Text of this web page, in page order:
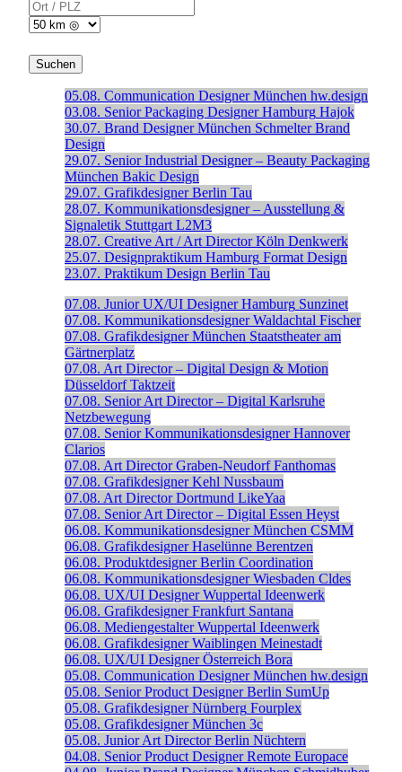
05.08. Communication Designer München hw.design
03.08. Senior Packaging Designer Hamburg Hajok
30.07. Brand Designer München Schmelter Brand
Design
29.07. Senior Industrial Designer – Beauty Packaging
München Bakic Design
29.07. Grafikdesigner Berlin Tau
28.07. Kommunikationsdesigner – Ausstellung &
Signaletik Stuttgart L2M3
28.07. Creative Art / Art Director Köln Denkwerk
25.07. Designpraktikum Hamburg Format Design
23.07. Praktikum Design Berlin Tau
07.08. Junior UX/UI Designer Hamburg Sunzinet
07.08. Kommunikationsdesigner Waldachtal Fischer
07.08. Grafikdesigner München Staatstheater am
Gärtnerplatz
07.08. Art Director – Digital Design & Motion
Düsseldorf Taktzeit
07.08. Senior Art Director – Digital Karlsruhe
Netzbewegung
07.08. Senior Kommunikationsdesigner Hannover
Clarios
07.08. Art Director Graben-Neudorf Fanthomas
07.08. Grafikdesigner Kehl Nussbaum
07.08. Art Director Dortmund LikeYaa
07.08. Senior Art Director – Digital Essen Heyst
06.08. Kommunikationsdesigner München CSMM
06.08. Grafikdesigner Haselünne Berentzen
06.08. Produktdesigner Berlin Coordination
06.08. Kommunikationsdesigner Wiesbaden Cldes
06.08. UX/UI Designer Wuppertal Ideenwerk
06.08. Grafikdesigner Frankfurt Santana
06.08. Mediengestalter Wuppertal Ideenwerk
06.08. Grafikdesigner Waiblingen Meinestadt
06.08. UX/UI Designer Österreich Bora
05.08. Communication Designer München hw.design
05.08. Senior Product Designer Berlin SumUp
05.08. Grafikdesigner Nürnberg Fourplex
05.08. Grafikdesigner München 3c
05.08. Junior Art Director Berlin Nüchtern
04.08. Senior Product Designer Remote Europace